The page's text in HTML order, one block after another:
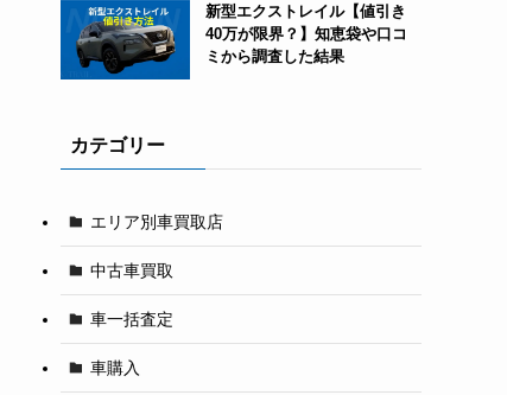
新型エクストレイル【値引き
40万が限界？】知恵袋や口コ
ミから調査した結果
カテゴリー
エリア別車買取店
中古車買取
車一括査定
車購入